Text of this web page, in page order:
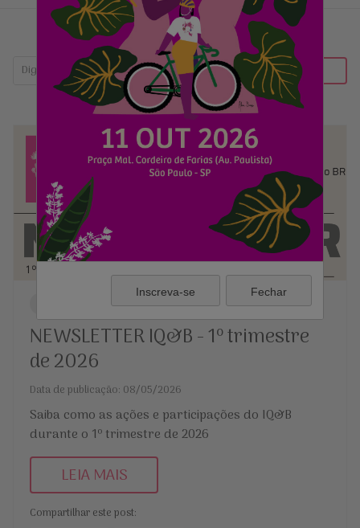
BUSCAR
NEWSLETTER IQ&B - 1º trimestre
de 2026
Data de publicação: 08/05/2026
Saiba como as ações e participações do IQ&B
durante o 1º trimestre de 2026
LEIA MAIS
Compartilhar este post:
Inscreva-se Fechar